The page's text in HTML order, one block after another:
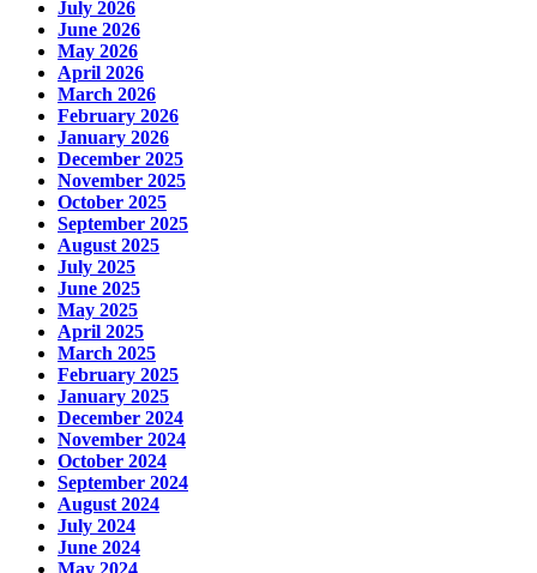
July 2026
June 2026
May 2026
April 2026
March 2026
February 2026
January 2026
December 2025
November 2025
October 2025
September 2025
August 2025
July 2025
June 2025
May 2025
April 2025
March 2025
February 2025
January 2025
December 2024
November 2024
October 2024
September 2024
August 2024
July 2024
June 2024